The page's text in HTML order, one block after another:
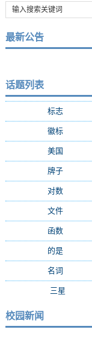
最新公告
话题列表
标志
徽标
美国
牌子
对数
文件
函数
的是
名词
三星
校园新闻